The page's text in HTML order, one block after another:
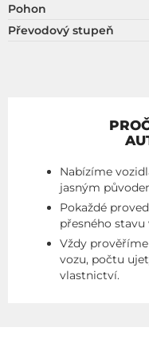
Pohon
Převodový stupeň
Nabízíme
jasným
Pokaždé
přesného stavu
Vždy
vozu, počtu
vlastnictví.